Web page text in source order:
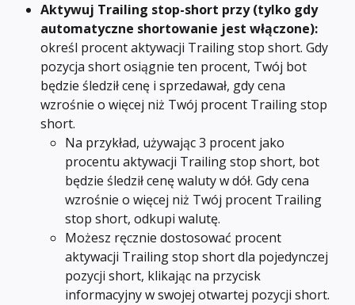
Aktywuj Trailing stop-short przy (tylko gdy
automatyczne shortowanie jest włączone):
określ procent aktywacji Trailing stop short. Gdy
pozycja short osiągnie ten procent, Twój bot
będzie śledził cenę i sprzedawał, gdy cena
wzrośnie o więcej niż Twój procent Trailing stop
short.
Na przykład, używając 3 procent jako
procentu aktywacji Trailing stop short, bot
będzie śledził cenę waluty w dół. Gdy cena
wzrośnie o więcej niż Twój procent Trailing
stop short, odkupi walutę.
Możesz ręcznie dostosować procent
aktywacji Trailing stop short dla pojedynczej
pozycji short, klikając na przycisk
informacyjny w swojej otwartej pozycji short.